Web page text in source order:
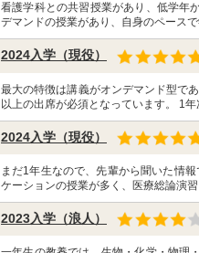
看護学科との共習授業があり、低学年
デマンドの授業があり、自身のペース
2024入学（現役）
最大の特徴は講義がオンデマンド型で
以上の出席が必須となっています。 1
2024入学（現役）
まだ1年生なので、先輩から聞いた情
ケーションの授業が多く、医療総論演
2023入学（浪人）